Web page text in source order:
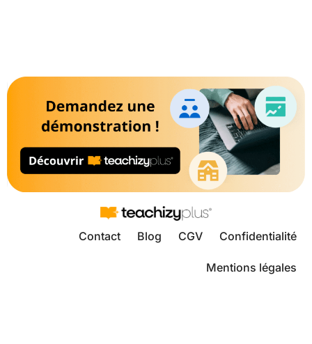
Contact Blog CGV Confidentialité
Mentions légales